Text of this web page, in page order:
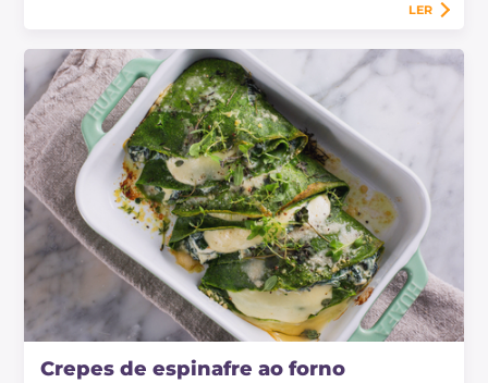
LER
Crepes de espinafre ao forno